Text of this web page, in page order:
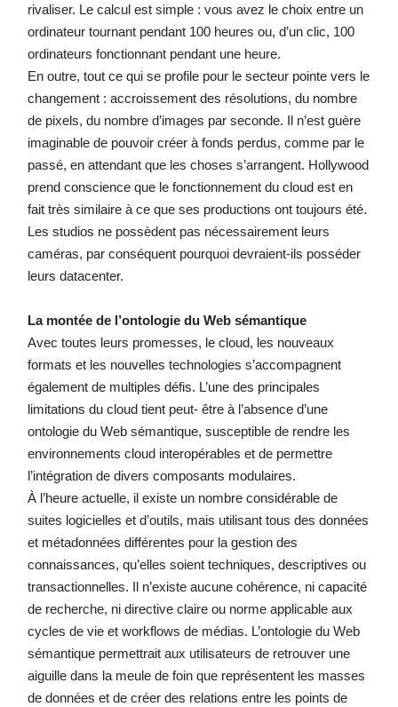
rivaliser. Le calcul est simple : vous avez le choix entre un
ordinateur tournant pendant 100 heures ou, d’un clic, 100
ordinateurs fonctionnant pendant une heure.
En outre, tout ce qui se profile pour le secteur pointe vers le
changement : accroissement des résolutions, du nombre
de pixels, du nombre d’images par seconde. Il n’est guère
imaginable de pouvoir créer à fonds perdus, comme par le
passé, en attendant que les choses s’arrangent. Hollywood
prend conscience que le fonctionnement du cloud est en
fait très similaire à ce que ses productions ont toujours été.
Les studios ne possèdent pas nécessairement leurs
caméras, par conséquent pourquoi devraient-ils posséder
leurs datacenter.
La montée de l’ontologie du Web sémantique
Avec toutes leurs promesses, le cloud, les nouveaux
formats et les nouvelles technologies s’accompagnent
également de multiples défis. L’une des principales
limitations du cloud tient peut- être à l’absence d’une
ontologie du Web sémantique, susceptible de rendre les
environnements cloud interopérables et de permettre
l’intégration de divers composants modulaires.
À l’heure actuelle, il existe un nombre considérable de
suites logicielles et d’outils, mais utilisant tous des données
et métadonnées différentes pour la gestion des
connaissances, qu’elles soient techniques, descriptives ou
transactionnelles. Il n’existe aucune cohérence, ni capacité
de recherche, ni directive claire ou norme applicable aux
cycles de vie et workflows de médias. L’ontologie du Web
sémantique permettrait aux utilisateurs de retrouver une
aiguille dans la meule de foin que représentent les masses
de données et de créer des relations entre les points de